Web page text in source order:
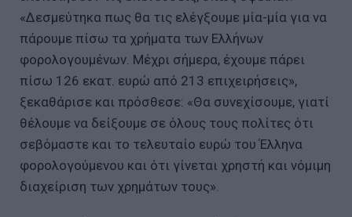
«Δεσμεύτηκα πως θα τις ελέγξουμε μία-μία για να
πάρουμε πίσω τα χρήματα των Ελλήνων
φορολογουμένων. Μέχρι σήμερα, έχουμε πάρει
πίσω 126 εκατ. ευρώ από 213 επιχειρήσεις»,
ξεκαθάρισε και πρόσθεσε: «Θα συνεχίσουμε, γιατί
θέλουμε να δείξουμε σε όλους τους πολίτες ότι
σεβόμαστε και το τελευταίο ευρώ του Έλληνα
φορολογούμενου και ότι γίνεται χρηστή και νόμιμη
διαχείριση των χρημάτων τους».